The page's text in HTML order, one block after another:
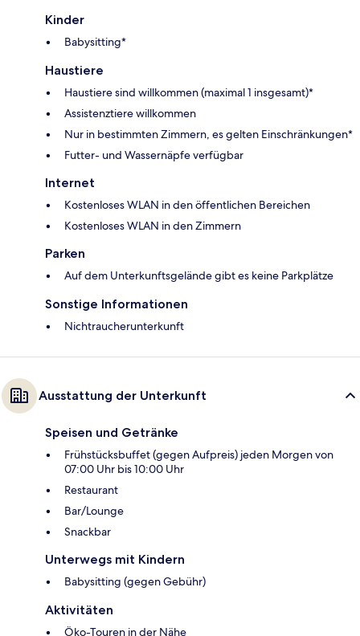
Kinder
Babysitting*
Haustiere
Haustiere sind willkommen (maximal 1 insgesamt)*
Assistenztiere willkommen
Nur in bestimmten Zimmern, es gelten Einschränkungen*
Futter- und Wassernäpfe verfügbar
Internet
Kostenloses WLAN in den öffentlichen Bereichen
Kostenloses WLAN in den Zimmern
Parken
Auf dem Unterkunftsgelände gibt es keine Parkplätze
Sonstige Informationen
Nichtraucherunterkunft
Ausstattung der Unterkunft
Speisen und Getränke
Frühstücksbuffet (gegen Aufpreis) jeden Morgen von
07:00 Uhr bis 10:00 Uhr
Restaurant
Bar/Lounge
Snackbar
Unterwegs mit Kindern
Babysitting (gegen Gebühr)
Aktivitäten
Öko-Touren in der Nähe